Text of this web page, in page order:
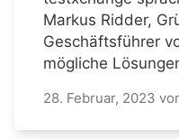
Markus Ridder,
Geschäftsführer
mögliche
28. Februar, 2023